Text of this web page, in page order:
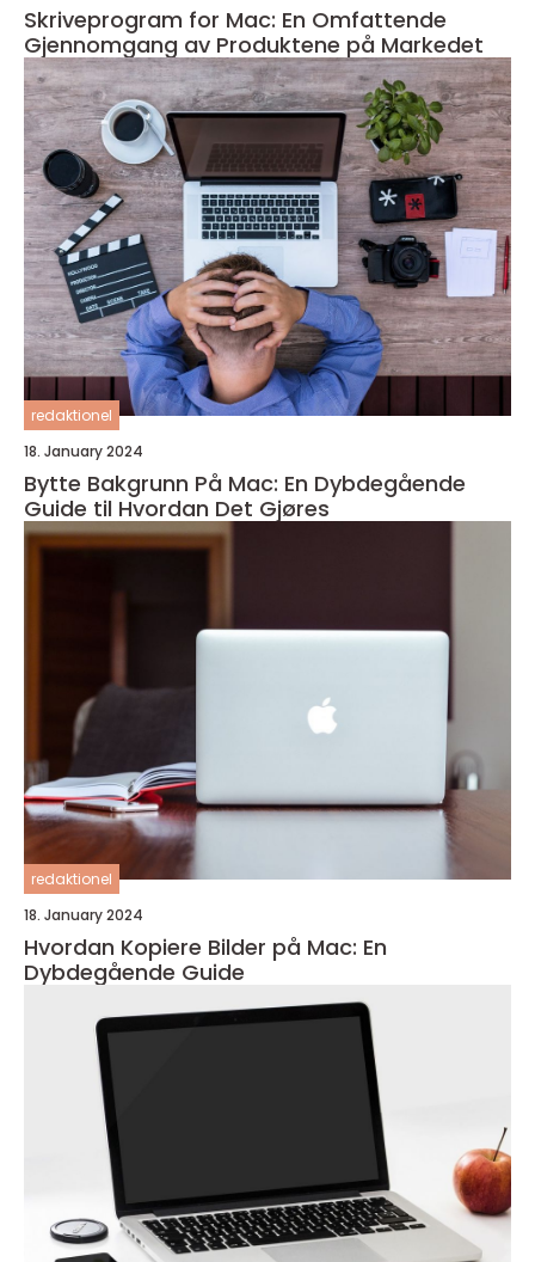
Skriveprogram for Mac: En Omfattende
Gjennomgang av Produktene på Markedet
redaktionel
18. January 2024
Bytte Bakgrunn På Mac: En Dybdegående
Guide til Hvordan Det Gjøres
redaktionel
18. January 2024
Hvordan Kopiere Bilder på Mac: En
Dybdegående Guide